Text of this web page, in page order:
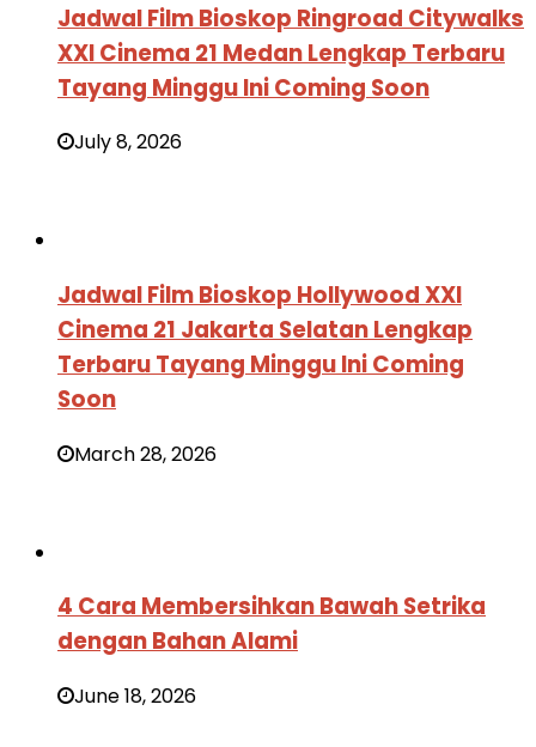
Jadwal Film Bioskop Ringroad Citywalks
XXI Cinema 21 Medan Lengkap Terbaru
Tayang Minggu Ini Coming Soon
July 8, 2026
Jadwal Film Bioskop Hollywood XXI
Cinema 21 Jakarta Selatan Lengkap
Terbaru Tayang Minggu Ini Coming
Soon
March 28, 2026
4 Cara Membersihkan Bawah Setrika
dengan Bahan Alami
June 18, 2026